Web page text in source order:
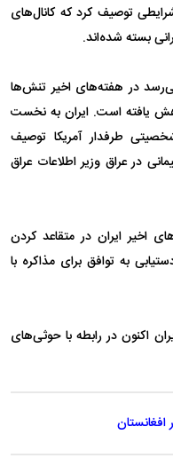
توصیف کرد که کانال‌های
بسته شده‌اند.
در هفته‌های اخیر تنش‌ها
یافته است. ایران به نخست
طرفدار آمریکا توصیف
در عراق وزیر اطلاعات عراق
اخیر ایران در متقاعد کردن
به توافق برای مذاکره با
اکنون در رابطه با حوثی‌های